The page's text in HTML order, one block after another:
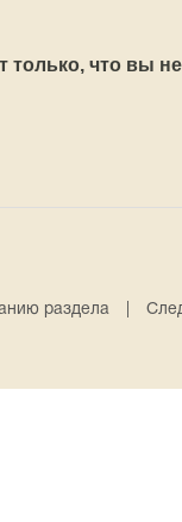
только, что вы
раздела